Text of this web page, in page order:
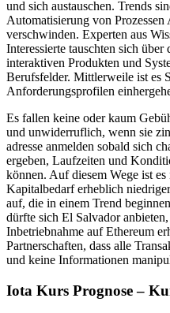
und sich austauschen. Trends
Automatisierung von
verschwinden. Experten aus
Interessierte tauschten sich
interaktiven Produkten und
Berufsfelder. Mittlerweile ist es
Anforderungsprofilen
Es fallen keine oder kaum
und unwiderruflich, wenn sie
adresse anmelden sobald sich
ergeben, Laufzeiten und
können. Auf diesem Wege ist
Kapitalbedarf erheblich
auf, die in einem Trend
dürfte sich El Salvador
Inbetriebnahme auf Ethereum
Partnerschaften, dass alle
und keine Informationen
Iota Kurs Prognose –